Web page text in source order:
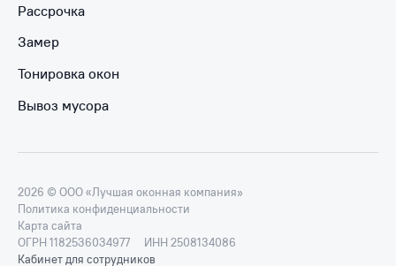
Рассрочка
Замер
Тонировка окон
Вывоз мусора
2026 © ООО «Лучшая оконная компания»
Политика конфиденциальности
Карта сайта
ОГРН 1182536034977
ИНН 2508134086
Кабинет для сотрудников